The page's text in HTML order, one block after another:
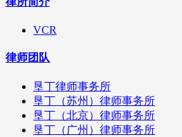
VCR
律师团队
垦丁律师事务所
垦丁（苏州）律师事务所
垦丁（北京）律师事务所
垦丁（广州）律师事务所